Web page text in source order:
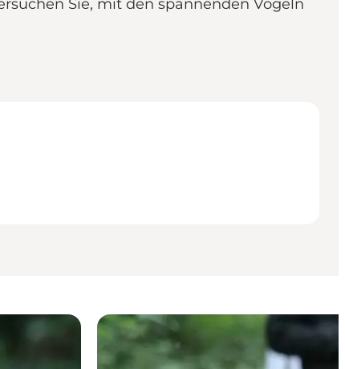
Sie, mit den spannenden Vögeln